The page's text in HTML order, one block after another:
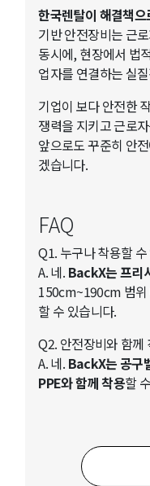
한국렌탈이 해결책
기반 안전장비는 근
동시에, 현장에서 법
업자를 연결하는 실
기업이 보다 안전한
쟁력을 지키고 근로
앞으로도 꾸준히 안
겠습니다.
FAQ
Q1. 누구나 착용할
A. 네. BackX는 프리
150cm~190cm 범위
할 수 있습니다.
Q2. 안전장비와 함께
A. 네. BackX는 공구
PPE와 함께 착용할